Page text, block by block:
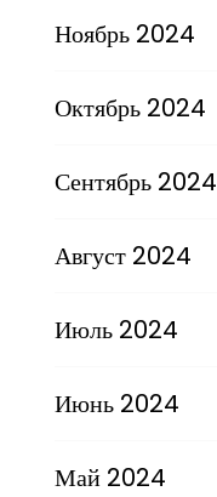
Ноябрь 2024
Октябрь 2024
Сентябрь 2024
Август 2024
Июль 2024
Июнь 2024
Май 2024